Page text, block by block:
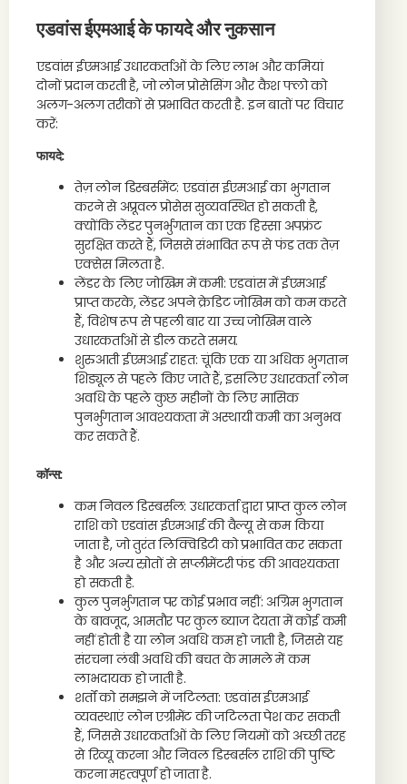
एडवांस ईएमआई के फायदे और नुकसान
एडवांस ईएमआई उधारकर्ताओं के लिए लाभ और कमियां
दोनों प्रदान करती है, जो लोन प्रोसेसिंग और कैश फ्लो को
अलग-अलग तरीकों से प्रभावित करती है. इन बातों पर विचार
करें:
फायदे:
तेज़ लोन डिस्बर्समेंट: एडवांस ईएमआई का भुगतान
करने से अप्रूवल प्रोसेस सुव्यवस्थित हो सकती है,
क्योंकि लेंडर पुनर्भुगतान का एक हिस्सा अपफ्रंट
सुरक्षित करते हैं, जिससे संभावित रूप से फंड तक तेज़
एक्सेस मिलता है.
लेंडर के लिए जोखिम में कमी: एडवांस में ईएमआई
प्राप्त करके, लेंडर अपने क्रेडिट जोखिम को कम करते
हैं, विशेष रूप से पहली बार या उच्च जोखिम वाले
उधारकर्ताओं से डील करते समय.
शुरुआती ईएमआई राहत: चूंकि एक या अधिक भुगतान
शिड्यूल से पहले किए जाते हैं, इसलिए उधारकर्ता लोन
अवधि के पहले कुछ महीनों के लिए मासिक
पुनर्भुगतान आवश्यकता में अस्थायी कमी का अनुभव
कर सकते हैं.
कॉन्स:
कम निवल डिस्बर्सल: उधारकर्ता द्वारा प्राप्त कुल लोन
राशि को एडवांस ईएमआई की वैल्यू से कम किया
जाता है, जो तुरंत लिक्विडिटी को प्रभावित कर सकता
है और अन्य स्रोतों से सप्लीमेंटरी फंड की आवश्यकता
हो सकती है.
कुल पुनर्भुगतान पर कोई प्रभाव नहीं: अग्रिम भुगतान
के बावजूद, आमतौर पर कुल ब्याज देयता में कोई कमी
नहीं होती है या लोन अवधि कम हो जाती है, जिससे यह
संरचना लंबी अवधि की बचत के मामले में कम
लाभदायक हो जाती है.
शर्तों को समझने में जटिलता: एडवांस ईएमआई
व्यवस्थाएं लोन एग्रीमेंट की जटिलता पेश कर सकती
हैं, जिससे उधारकर्ताओं के लिए नियमों को अच्छी तरह
से रिव्यू करना और निवल डिस्बर्सल राशि की पुष्टि
करना महत्वपूर्ण हो जाता है.